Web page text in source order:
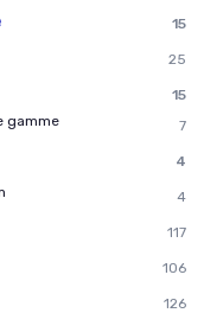
15
25
15
gamme
7
4
4
117
106
126